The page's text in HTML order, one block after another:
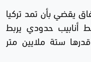
يقضي بأن تمد تركيا
أنابيب حدودي يربط
ستة ملايين متر